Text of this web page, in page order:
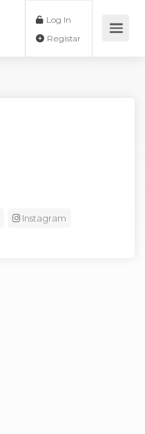
Log In
Instagram